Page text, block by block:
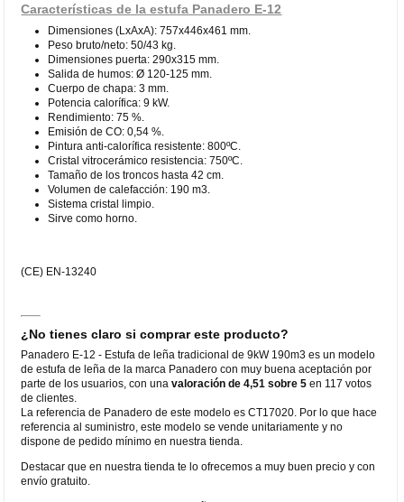
Características de la estufa Panadero E-12
Dimensiones (LxAxA): 757x446x461 mm.
Peso bruto/neto: 50/43 kg.
Dimensiones puerta: 290x315 mm.
Salida de humos: Ø 120-125 mm.
Cuerpo de chapa: 3 mm.
Potencia calorífica: 9 kW.
Rendimiento: 75 %.
Emisión de CO: 0,54 %.
Pintura anti-calorífica resistente: 800ºC.
Cristal vitrocerámico resistencia: 750ºC.
Tamaño de los troncos hasta 42 cm.
Volumen de calefacción: 190 m3.
Sistema cristal limpio.
Sirve como horno.
(CE) EN-13240
¿No tienes claro si comprar este producto?
Panadero E-12 - Estufa de leña tradicional de 9kW 190m3 es un modelo
de estufa de leña de la marca Panadero con muy buena aceptación por
parte de los usuarios, con unavaloración de 4,51 sobre 5 en 117 votos
de clientes.
La referencia de Panadero de este modelo es CT17020. Por lo que hace
referencia al suministro, este modelo se vende unitariamente y no
dispone de pedido mínimo en nuestra tienda.
Destacar que en nuestra tienda te lo ofrecemos a muy buen precio y con
envío gratuito.